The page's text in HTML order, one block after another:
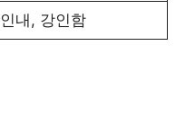
인내, 강인함